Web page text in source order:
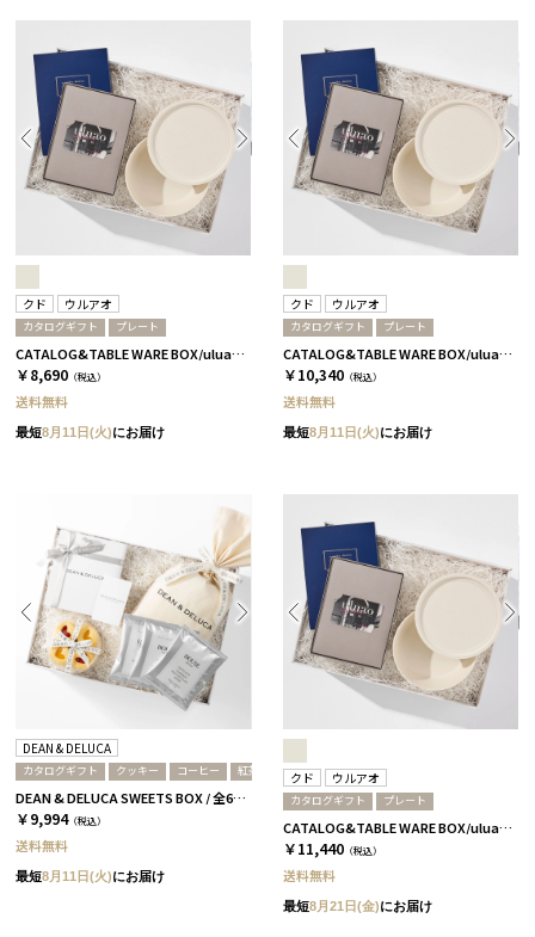
クド ウルアオ
カタログギフト プレート
CATALOG&TABLE WARE BOX/uluao/9°/白無垢/全5種 フロレンツィア
￥8,690 （税込）
送料無料
最短8月11日(火)にお届け
クド ウルアオ
カタログギフト プレート
CATALOG&TABLE WARE BOX/uluao/9°/白無垢/全5種 バジーリア
￥10,340 （税込）
送料無料
最短8月11日(火)にお届け
DEAN & DELUCA
カタログギフト クッキー コーヒー 紅茶
DEAN & DELUCA SWEETS BOX / 全6種［ディーン&デルーカ］ 紅茶 / ホワイト
￥9,994（税込）
送料無料
最短8月11日(火)にお届け
クド ウルアオ
カタログギフト プレート
CATALOG&TABLE WARE BOX/uluao/9°/白無垢/全5種 イヴェット
￥11,440 （税込）
送料無料
最短8月21日(金)にお届け